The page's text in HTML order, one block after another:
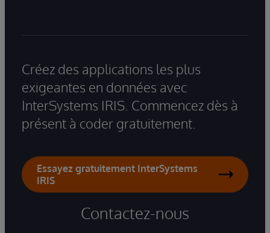
Créez des applications les plus
exigeantes en données avec
InterSystems IRIS. Commencez dès à
présent à coder gratuitement.
Essayez gratuitement InterSystems
IRIS
Contactez-nous